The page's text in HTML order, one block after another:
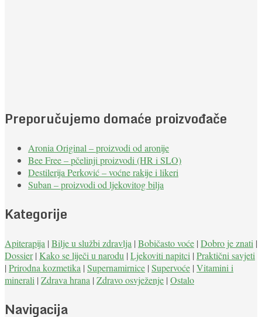
Preporučujemo domaće proizvođače
Aronia Original – proizvodi od aronije
Bee Free – pčelinji proizvodi (HR i SLO)
Destilerija Perković – voćne rakije i likeri
Suban – proizvodi od ljekovitog bilja
Kategorije
Apiterapija | Bilje u službi zdravlja | Bobičasto voće | Dobro je znati |
Dossier| Kako se liječi u narodu | Ljekoviti napitci | Praktični savjeti
| Prirodna kozmetika | Supernamirnice | Supervoće | Vitamini i
minerali | Zdrava hrana | Zdravo osvježenje | Ostalo
Navigacija